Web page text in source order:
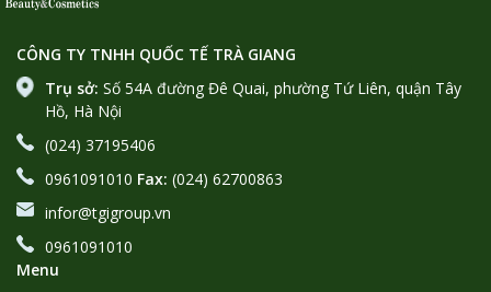
CÔNG TY TNHH QUỐC TẾ TRÀ GIANG
Trụ sở: Số 54A đường Đê Quai, phường Tứ Liên, quận Tây
Hồ, Hà Nội
(024) 37195406
0961091010 Fax: (024) 62700863
infor@tgigroup.vn
0961091010
Menu